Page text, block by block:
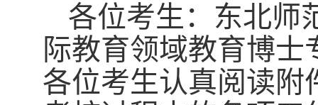
各位考生：东北师
际教育领域教育博
各位考生认真阅读附